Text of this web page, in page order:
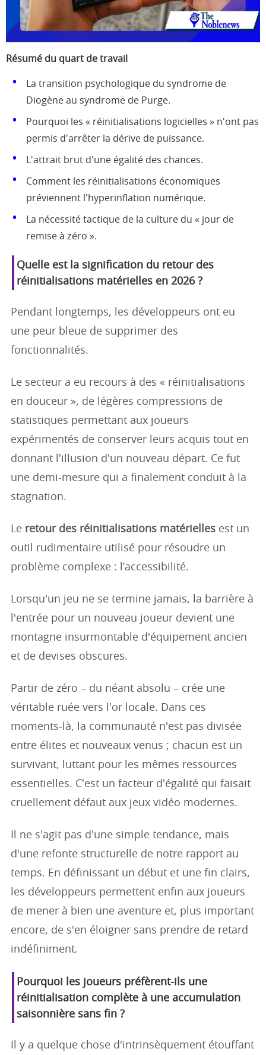
Résumé du quart de travail
La transition psychologique du syndrome de
Diogène au syndrome de Purge.
Pourquoi les « réinitialisations logicielles » n'ont pas
permis d'arrêter la dérive de puissance.
L'attrait brut d'une égalité des chances.
Comment les réinitialisations économiques
préviennent l'hyperinflation numérique.
La nécessité tactique de la culture du « jour de
remise à zéro ».
Quelle est la signification du retour des
réinitialisations matérielles en 2026 ?
Pendant longtemps, les développeurs ont eu
une peur bleue de supprimer des
fonctionnalités.
Le secteur a eu recours à des « réinitialisations
en douceur », de légères compressions de
statistiques permettant aux joueurs
expérimentés de conserver leurs acquis tout en
donnant l'illusion d'un nouveau départ. Ce fut
une demi-mesure qui a finalement conduit à la
stagnation.
Le retour des réinitialisations matérielles est un
outil rudimentaire utilisé pour résoudre un
problème complexe : l’accessibilité.
Lorsqu'un jeu ne se termine jamais, la barrière à
l'entrée pour un nouveau joueur devient une
montagne insurmontable d'équipement ancien
et de devises obscures.
Partir de zéro – du néant absolu – crée une
véritable ruée vers l'or locale. Dans ces
moments-là, la communauté n'est pas divisée
entre élites et nouveaux venus ; chacun est un
survivant, luttant pour les mêmes ressources
essentielles. C'est un facteur d'égalité qui faisait
cruellement défaut aux jeux vidéo modernes.
Il ne s'agit pas d'une simple tendance, mais
d'une refonte structurelle de notre rapport au
temps. En définissant un début et une fin clairs,
les développeurs permettent enfin aux joueurs
de mener à bien une aventure et, plus important
encore, de s'en éloigner sans prendre de retard
indéfiniment.
Pourquoi les joueurs préfèrent-ils une
réinitialisation complète à une accumulation
saisonnière sans fin ?
Il y a quelque chose d'intrinsèquement étouffant